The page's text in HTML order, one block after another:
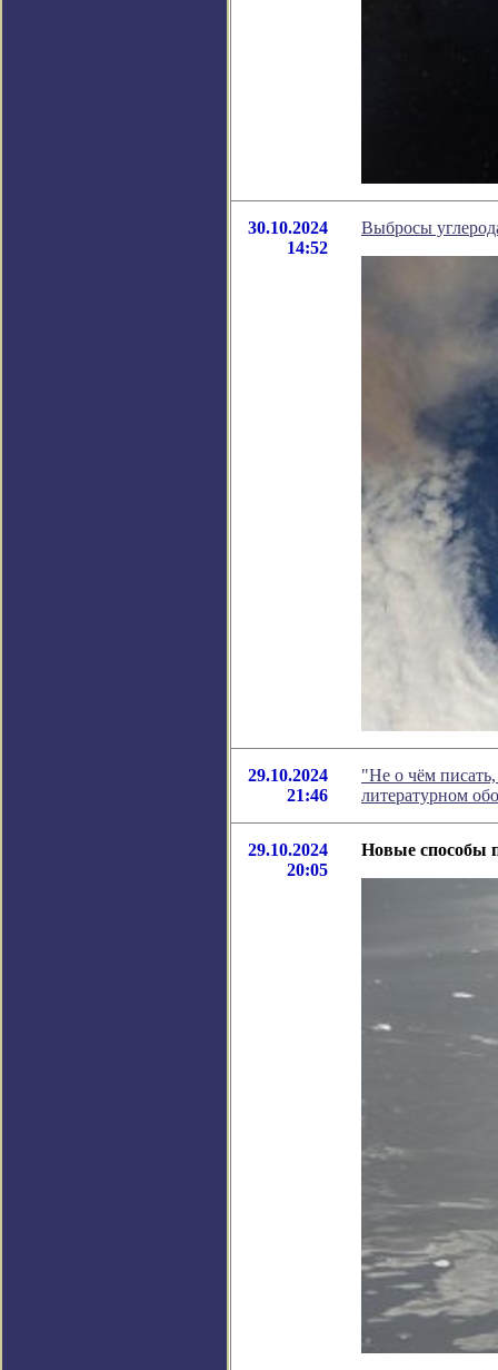
30.10.2024
14:52
Выбросы
29.10.2024
21:46
"Не о чём
литературном
29.10.2024
20:05
Новые способы